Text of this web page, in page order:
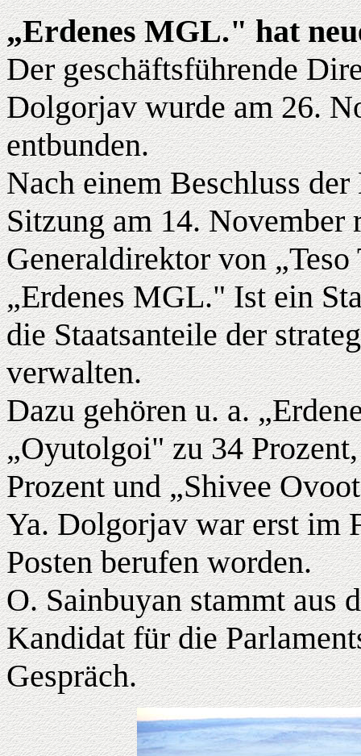
„Erdenes MGL." hat
Der geschäftsführende
Dolgorjav wurde am 26.
entbunden.
Nach einem Beschluss
Sitzung am 14. November
Generaldirektor von
„Erdenes MGL." Ist ein
die Staatsanteile der
verwalten.
Dazu gehören u. a.
„Oyutolgoi" zu 34
Prozent und „Shivee
Ya. Dolgorjav war erst im
Posten berufen worden.
O. Sainbuyan stammt aus
Kandidat für die
Gespräch.